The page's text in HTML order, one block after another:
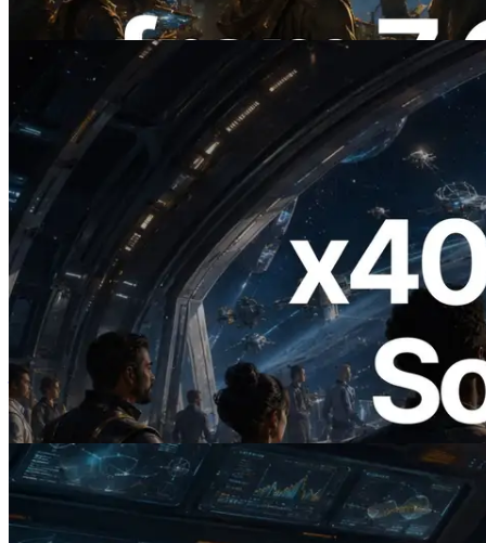
阅读此文章
2026.07.04
ERPC 发布支持 x402 支付的 Solana RPC
— AI Agent 按需为 API 付费的时代开启
阅读此文章